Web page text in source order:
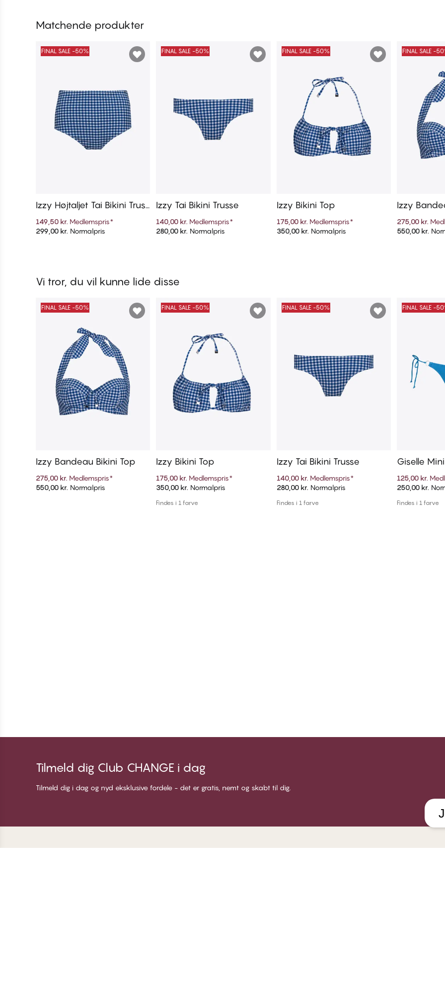
Matchende produkter
Tilføj til kurv
FINAL SALE -50%
Izzy Højtaljet Tai Bikini Truss
149,50 kr. Medlemspris*
299,00 kr. Normalpris Tilføj til kurv
FINAL SALE -50%
Izzy Tai Bikini Trusse
140,00 kr. Medlemspris*
280,00 kr. Normalpris Tilføj til kurv
FINAL SALE -50%
Izzy Bikini Top
175,00 kr. Medlemspris*
350,00 kr. Normalpris
FINAL SALE -
Izzy
275,00 kr.
550,00 kr.
Vi tror, du vil kunne lide disse
Tilføj til kurv
FINAL SALE -50%
Izzy Bandeau Bikini Top
275,00 kr. Medlemspris*
550,00 kr. Normalpris Tilføj til kurv
FINAL SALE -50%
Izzy Bikini Top
175,00 kr. Medlemspris*
350,00 kr. Normalpris
Findes i 1 farve
Tilføj til kurv
FINAL SALE -50%
Izzy Tai Bikini Trusse
140,00 kr. Medlemspris*
280,00 kr. Normalpris
Findes i 1 farve
FINAL SALE -
Giselle
Trusse
125,00 kr.
250,00 kr.
Findes i 1 farve
Tilmeld dig Club CHANGE i dag
Tilmeld dig i dag og nyd eksklusive fordele - det er gratis, nemt og skabt til dig.